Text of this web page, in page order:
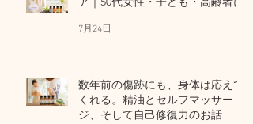
7月24日
数年前の傷跡にも、身体は応えて
くれる。精油とセルフマッサー
ジ、そして自己修復力のお話